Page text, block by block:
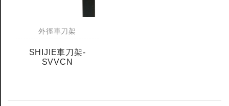
外徑車刀架
SHIJIE車刀架-
SVVCN